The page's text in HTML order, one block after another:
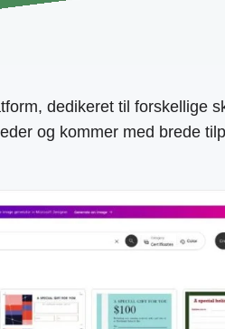
dedikeret til forskellige
og kommer med brede